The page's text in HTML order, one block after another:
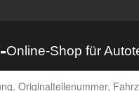
-Online-Shop für